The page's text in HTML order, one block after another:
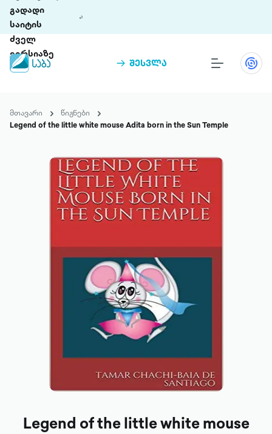
გადადი
საიტის
ძველ
ვერსიაზე
შესვლა
თინეთი 9 ციფრულ პლატფორმასა და 5
მობილურ აპლიკაციას აერთიანებს.
პრემია „საბა“
ჩვენ შესახებ
პაკეტები
მთავარი
წიგნები
Legend of the little white mouse Adita born in the Sun Temple
Legend of the little white mouse